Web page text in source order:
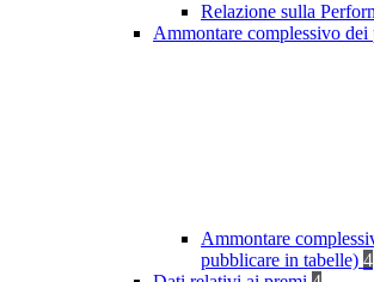
Relazione sulla
Ammontare complessivo dei
Ammontare
pubblicare in tabelle) 4